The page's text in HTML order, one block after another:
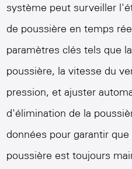
système peut surveiller
de poussière en temps
paramètres clés tels que
poussière, la vitesse du
pression, et ajuster
d'élimination de la
données pour garantir
poussière est toujours